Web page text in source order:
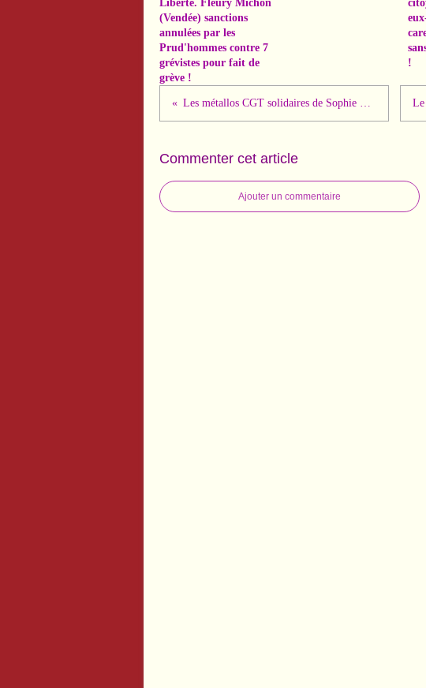
Liberté. Fleury Michon
(Vendée) sanctions
annulées par les
Prud'hommes contre 7
grévistes pour fait de
grève !
!
Les métallos CGT solidaires de Sophie Binet et d'Ouria Belaziz
Commenter cet article
Ajouter un commentaire